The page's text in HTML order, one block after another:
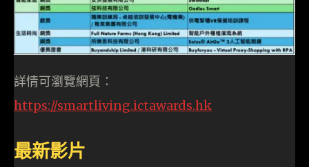
詳情可瀏覽網頁：
https://smartliving.ictawards.hk
最新影片